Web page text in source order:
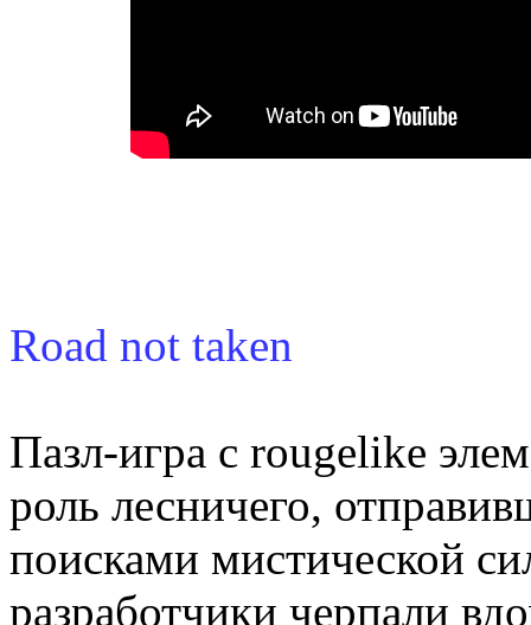
Road not taken
Пазл-игра с rougelike
роль лесничего,
поисками мистической
разработчики черпали